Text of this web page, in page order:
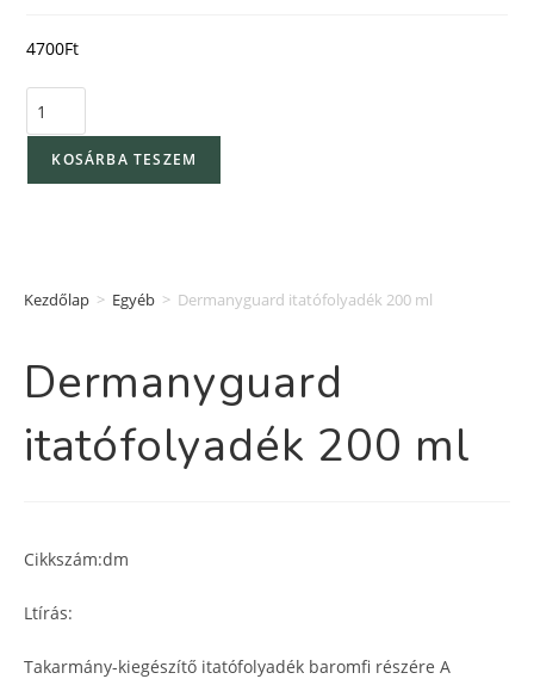
4700Ft
KOSÁRBA TESZEM
Kezdőlap > Egyéb > Dermanyguard itatófolyadék 200 ml
Dermanyguard
itatófolyadék 200 ml
Cikkszám:dm
Ltírás:
Takarmány-kiegészítő itatófolyadék baromfi részére A